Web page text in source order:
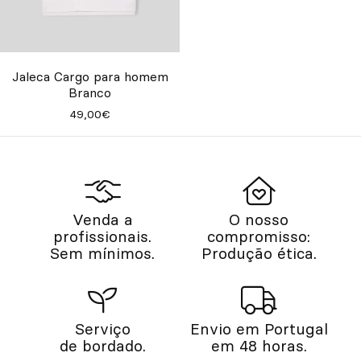
Jaleca Cargo para homem
Branco
49,00€
Venda a
profissionais.
Sem mínimos.
O nosso
compromisso:
Produção ética.
Serviço
de bordado.
Envio em Portugal
em 48 horas.